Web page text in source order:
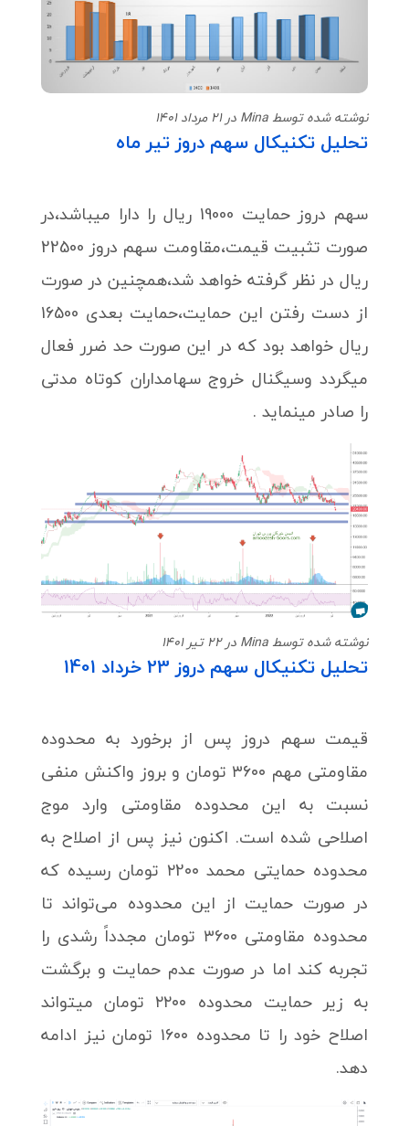
نوشته شده توسط Mina در 21 مرداد 1401
تحلیل تکنیکال سهم دروز تیر ماه
سهم دروز حمایت 19000 ریال را دارا میباشد،در
صورت تثبیت قیمت،مقاومت سهم دروز 22500
ریال در نظر گرفته خواهد شد،همچنین در صورت
از دست رفتن این حمایت،حمایت بعدی 16500
ریال خواهد بود که در این صورت حد ضرر فعال
میگردد وسیگنال خروج سهامداران کوتاه مدتی
را صادر مینماید .
نوشته شده توسط Mina در 22 تیر 1401
تحلیل تکنیکال سهم دروز 23 خرداد 1401
قیمت سهم دروز پس از برخورد به محدوده
مقاومتی مهم ۳۶۰۰ تومان و بروز واکنش منفی
نسبت به این محدوده مقاومتی وارد موج
اصلاحی شده است. اکنون نیز پس از اصلاح به
محدوده حمایتی محمد ۲2۰۰ تومان رسیده که
در صورت حمایت از این محدوده می‌تواند تا
محدوده مقاومتی ۳۶۰۰ تومان مجدداً رشدی را
تجربه کند اما در صورت عدم حمایت و برگشت
به زیر حمایت محدوده ۲۲۰۰ تومان میتواند
اصلاح خود را تا محدوده ۱۶۰۰ تومان نیز ادامه
دهد.